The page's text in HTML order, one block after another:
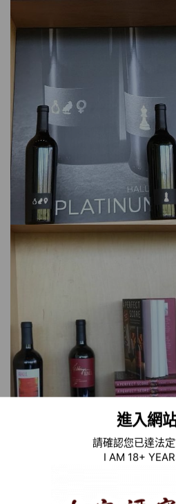
進入網
請確認您已達法
I AM 18+